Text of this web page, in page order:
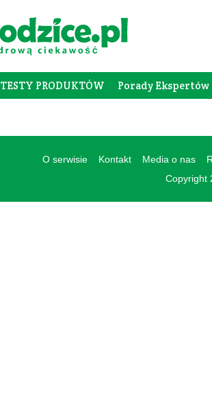
TESTY PRODUKTÓW Porady Ekspertów
O serwisie Kontakt Media o nas
Copyright